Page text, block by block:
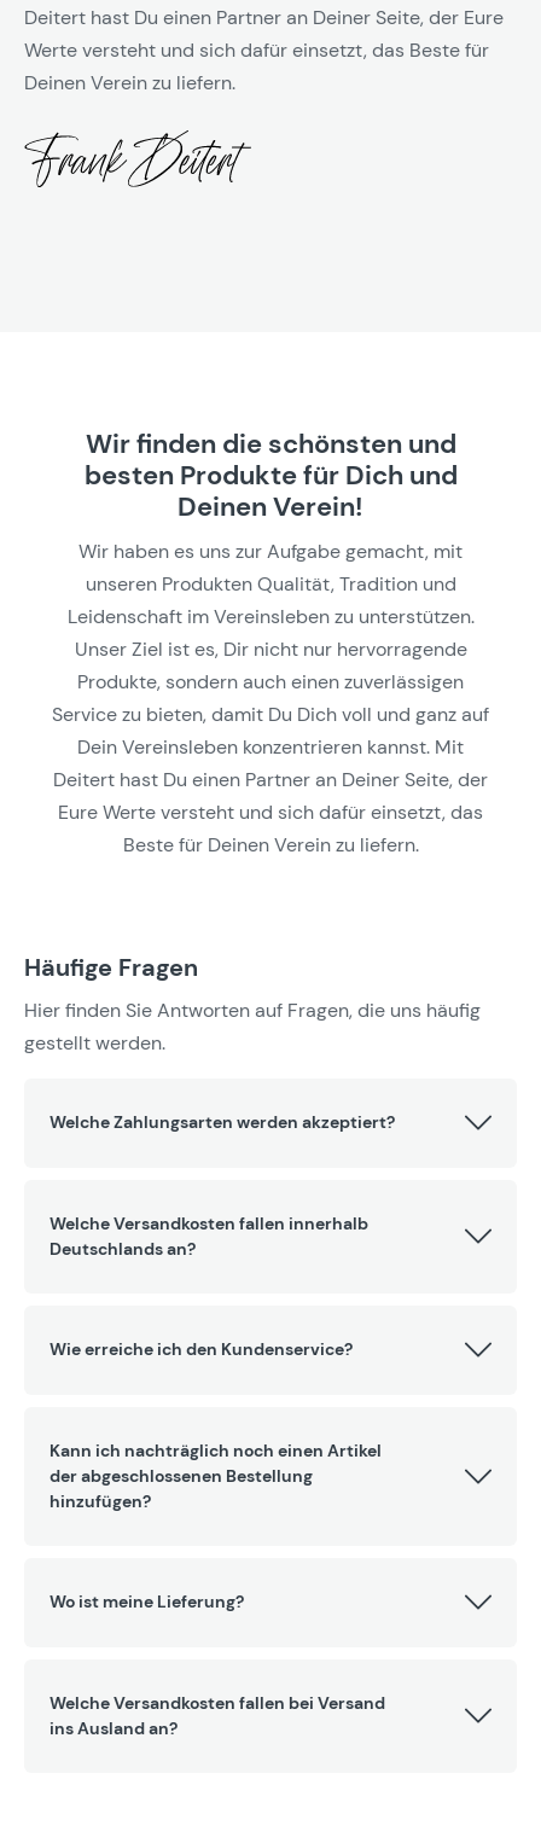
Deitert hast Du einen Partner an Deiner Seite, der Eure
Werte versteht und sich dafür einsetzt, das Beste für
Deinen Verein zu liefern.
Wir finden die schönsten und
besten Produkte für Dich und
Deinen Verein!
Wir haben es uns zur Aufgabe gemacht, mit
unseren Produkten Qualität, Tradition und
Leidenschaft im Vereinsleben zu unterstützen.
Unser Ziel ist es, Dir nicht nur hervorragende
Produkte, sondern auch einen zuverlässigen
Service zu bieten, damit Du Dich voll und ganz auf
Dein Vereinsleben konzentrieren kannst. Mit
Deitert hast Du einen Partner an Deiner Seite, der
Eure Werte versteht und sich dafür einsetzt, das
Beste für Deinen Verein zu liefern.
Häufige Fragen
Hier finden Sie Antworten auf Fragen, die uns häufig
gestellt werden.
Welche Zahlungsarten werden akzeptiert?
Welche Versandkosten fallen innerhalb
Deutschlands an?
Wie erreiche ich den Kundenservice?
Kann ich nachträglich noch einen Artikel
der abgeschlossenen Bestellung
hinzufügen?
Wo ist meine Lieferung?
Welche Versandkosten fallen bei Versand
ins Ausland an?